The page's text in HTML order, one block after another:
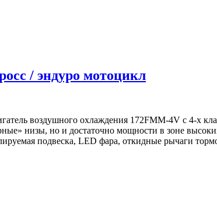
/ эндуро мотоцикл
воздушного охлаждения 172FMM-4V с 4-х
низы, но и достаточно мощности в зоне
подвеска, LED фара, откидные рычаги